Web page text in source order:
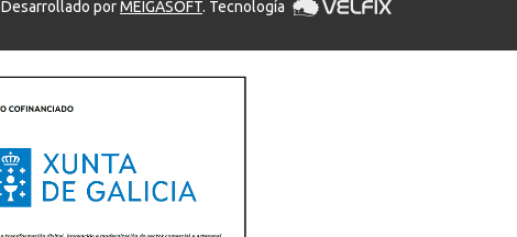
Desarrollado porMEIGASOFT. Tecnología